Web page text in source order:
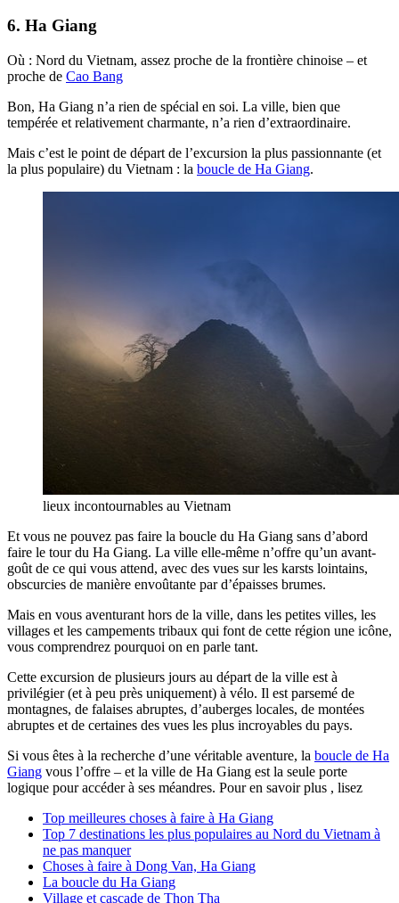
6. Ha Giang
Où : Nord du Vietnam, assez proche de la frontière chinoise – et
proche de Cao Bang
Bon, Ha Giang n’a rien de spécial en soi. La ville, bien que
tempérée et relativement charmante, n’a rien d’extraordinaire.
Mais c’est le point de départ de l’excursion la plus passionnante (et
la plus populaire) du Vietnam : la boucle de Ha Giang.
lieux incontournables au Vietnam
Et vous ne pouvez pas faire la boucle du Ha Giang sans d’abord
faire le tour du Ha Giang. La ville elle-même n’offre qu’un avant-
goût de ce qui vous attend, avec des vues sur les karsts lointains,
obscurcies de manière envoûtante par d’épaisses brumes.
Mais en vous aventurant hors de la ville, dans les petites villes, les
villages et les campements tribaux qui font de cette région une icône,
vous comprendrez pourquoi on en parle tant.
Cette excursion de plusieurs jours au départ de la ville est à
privilégier (et à peu près uniquement) à vélo. Il est parsemé de
montagnes, de falaises abruptes, d’auberges locales, de montées
abruptes et de certaines des vues les plus incroyables du pays.
Si vous êtes à la recherche d’une véritable aventure, la boucle de Ha
Giang vous l’offre – et la ville de Ha Giang est la seule porte
logique pour accéder à ses méandres. Pour en savoir plus , lisez
Top meilleures choses à faire à Ha Giang
Top 7 destinations les plus populaires au Nord du Vietnam à
ne pas manquer
Choses à faire à Dong Van, Ha Giang
La boucle du Ha Giang
Village et cascade de Thon Tha